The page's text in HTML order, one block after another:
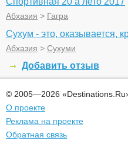
Абхазия > Гагра
Сухум - это, оказывается,
Абхазия > Сухуми
Добавить отзыв
© 2005—2026
О проекте
Реклама на проекте
Обратная связь